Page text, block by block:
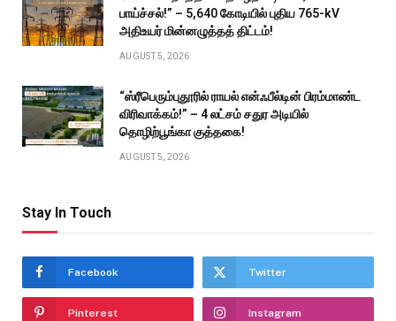
பாய்ச்சல்!” – ₹5,640 கோடியில் புதிய 765-kV
அதிஉயர் மின்னழுத்தத் திட்டம்!
AUGUST 5, 2026
“ஸ்ரீபெரும்புதூரில் ராயல் என்ஃபீல்டின் பிரம்மாண்ட
விரிவாக்கம்!” – 4 லட்சம் சதுர அடியில்
தொழிற்பூங்கா குத்தகை!
AUGUST 5, 2026
Stay In Touch
Facebook Twitter
Pinterest Instagram